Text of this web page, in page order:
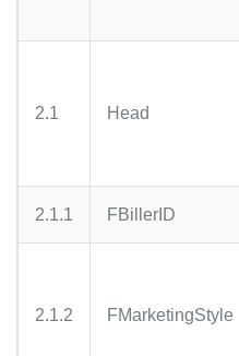
2.1 Head
2.1.1 FBillerID
2.1.2 FMarketingStyle